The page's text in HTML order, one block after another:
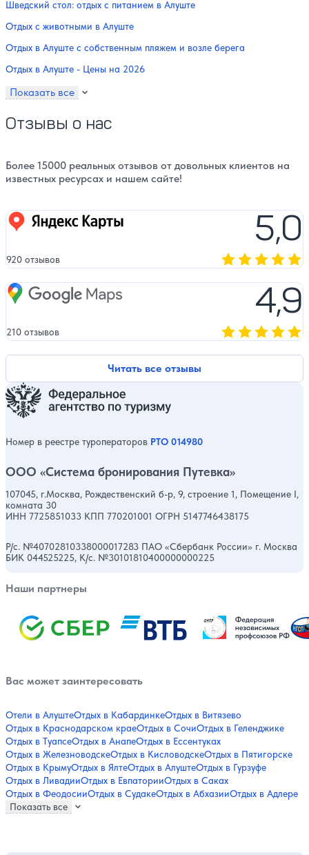
Шведский стол: отдых с питанием в Алуште
Отдых с животными в Алуште
Отдых в Алуште с собственным пляжем и возле берега
Отдых в Алуште - Цены на 2026
Показать все
Отзывы о нас
Более 15000 реальных отзывов от довольных клиентов на
известных ресурсах и нашем сайте!
Читать все отзывы
Яндекс карты 5,0
920 отзывов
Google Maps 4,9
210 отзывов
Номер в реестре туроператоров РТО 014980
ООО «Система бронирования Путевка»
107045, г.Москва, Рождественский б-р, 9, строение 1, Помещение I,
комната 30
ИНН 7725851033 КПП 770201001 ОГРН 5147746438175
Р/с. №40702810338000017283 ПАО «Сбербанк России» г. Москва
БИК 044525225, К/с. №30101810400000000225
Наши партнеры
Вас может заинтересовать
Отели в АлуштеОтдых в КабардинкеОтдых в Витязево
Отдых в Краснодарском краеОтдых в СочиОтдых в Геленджике
Отдых в ТуапсеОтдых в АнапеОтдых в Ессентуках
Отдых в ЖелезноводскеОтдых в КисловодскеОтдых в Пятигорске
Отдых в КрымуОтдых в ЯлтеОтдых в АлуштеОтдых в Гурзуфе
Отдых в ЛивадииОтдых в ЕвпаторииОтдых в Саках
Отдых в ФеодосииОтдых в СудакеОтдых в АбхазииОтдых в Адлере
Показать все